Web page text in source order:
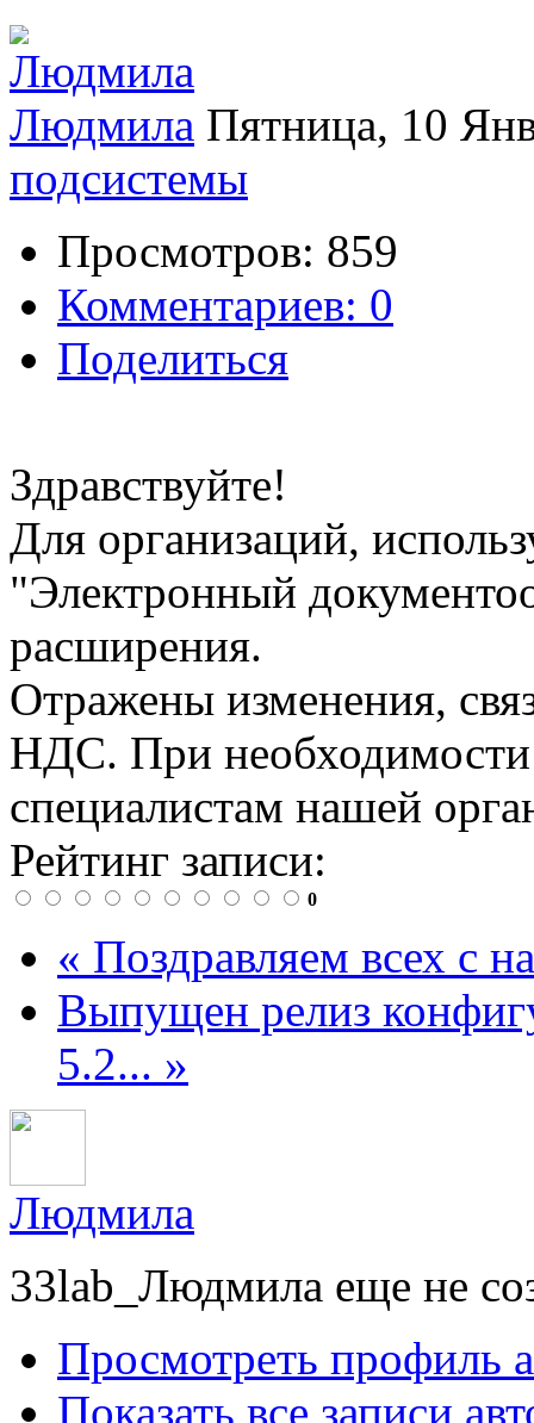
Людмила Пятница, 10
подсистемы
Просмотров: 859
Комментариев: 0
Поделиться
Здравствуйте!
Для организаций,
"Электронный
расширения.
Отражены изменения,
НДС. При необходимости
специалистам нашей
Рейтинг записи:
0
« Поздравляем всех с
Выпущен релиз
5.2... »
Людмила
33lab_Людмила еще не
Просмотреть профиль
Показать все записи